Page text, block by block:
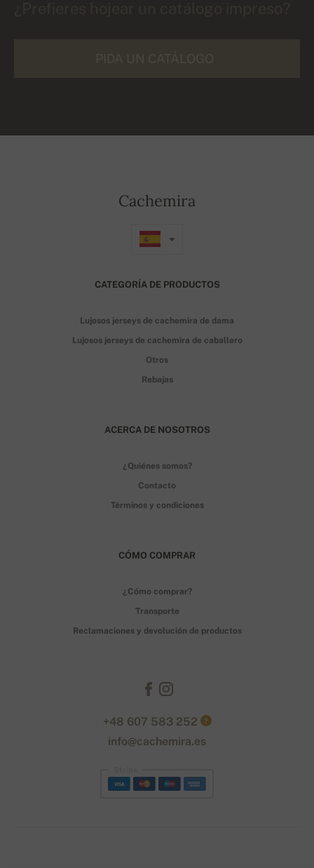
Cachemira
CATEGORÍA DE PRODUCTOS
Lujosos jerseys de cachemira de dama
Lujosos jerseys de cachemira de caballero
Otros
Rebajas
ACERCA DE NOSOTROS
¿Quiénes somos?
Contacto
Términos y condiciones
CÓMO COMPRAR
¿Cómo comprar?
Transporte
Reclamaciones y devolución de productos
+48 607 583 252 ?
info@cachemira.es